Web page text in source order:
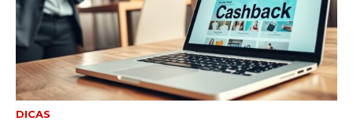
DICAS